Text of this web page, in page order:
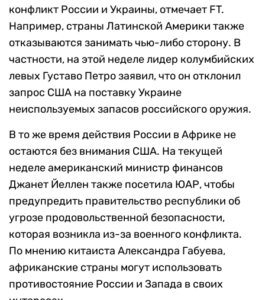
конфликт России и Украины, отмечает FT.
Например, страны Латинской Америки также
отказываются занимать чью-либо сторону. В
частности, на этой неделе лидер колумбийских
левых Густаво Петро заявил, что он отклонил
запрос США на поставку Украине
неиспользуемых запасов российского оружия.
В то же время действия России в Африке не
остаются без внимания США. На текущей
неделе американский министр финансов
Джанет Йеллен также посетила ЮАР, чтобы
предупредить правительство республики об
угрозе продовольственной безопасности,
которая возникла из-за военного конфликта.
По мнению китаиста Александра Габуева,
африканские страны могут использовать
противостояние России и Запада в своих